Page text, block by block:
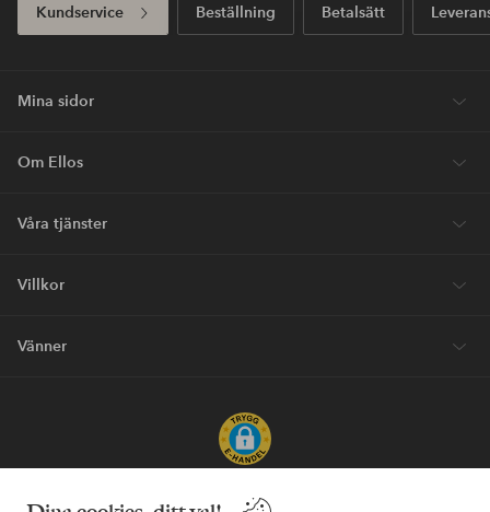
Kundservice Beställning Betalsätt
Mina sidor
Om Ellos
Våra tjänster
Villkor
Vänner
Säkra betalningar - Betala direkt eller dela upp